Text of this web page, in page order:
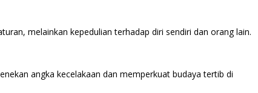
melainkan kepedulian terhadap diri sendiri dan orang lain.
angka kecelakaan dan memperkuat budaya tertib di